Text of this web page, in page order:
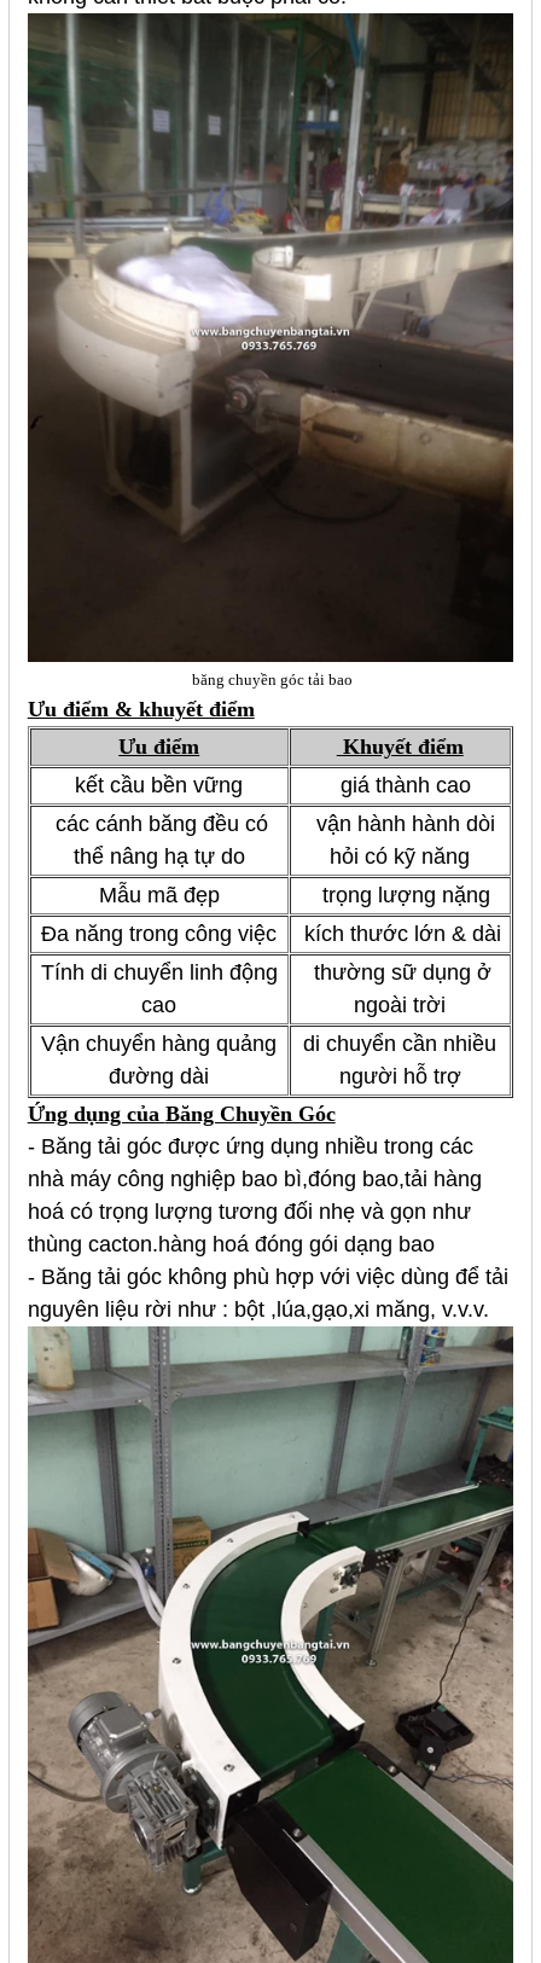
băng chuyền góc tải bao
Ưu điểm & khuyết điểm
Ưu điểm
Khuyết điểm
kết cầu bền vững
giá thành cao
các cánh băng đều có
thể nâng hạ tự do
vận hành hành dòi
hỏi có kỹ năng
Mẫu mã đẹp
trọng lượng nặng
Đa năng trong công việc
kích thước lớn & dài
Tính di chuyển linh động
cao
thường sữ dụng ở
ngoài trời
Vận chuyển hàng quảng
đường dài
di chuyển cần nhiều
người hỗ trợ
Ứng dụng của Băng Chuyền Góc
- Băng tải góc được ứng dụng nhiều trong các
nhà máy công nghiệp bao bì,đóng bao,tải hàng
hoá có trọng lượng tương đối nhẹ và gọn như
thùng cacton.hàng hoá đóng gói dạng bao
- Băng tải góc không phù hợp với việc dùng để tải
nguyên liệu rời như : bột ,lúa,gạo,xi măng, v.v.v.